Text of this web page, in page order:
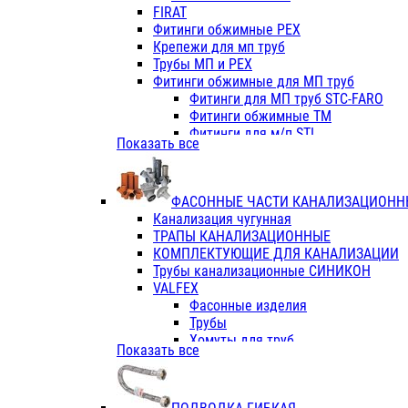
Фитинги ПП белые
Фитинги ПП белые
Фитинги ППс металл.белые
VALFEX
Трубы PE-RT
Трубы ПП водопровод белые
Трубы ПП водопровод серые
Трубы армированные
Трубы армированные
Фитинги с металл. серые
Фитинги ПП (серые)
Фитинги ПП белые
Краны
Фитинги ПП (белые)
Фитинги ПП с металлом белые
ПК КОНТУР
Краны полипропиленовые
Трубы полипропиленивые
FIRAT
Фитинги обжимные PEX
Крепежи для мп труб
Трубы МП и PEX
Фитинги обжимные для МП труб
Фитинги для МП труб STC-FARO
Фитинги обжимные ТМ
Фитинги для м/п STI
Фитинги для МП труб TITAN
TK
VALFEX
Показать все
ФАСОННЫЕ ЧАСТИ
Канализация чугунная
ТРАПЫ КАНАЛИЗАЦИОННЫЕ
КОМПЛЕКТУЮЩИЕ ДЛЯ КАНАЛИЗАЦИИ
Трубы канализационные СИНИКОН
VALFEX
Фасонные изделия
Трубы
Хомуты для труб
ПВХ (стройполимер)
Показать все